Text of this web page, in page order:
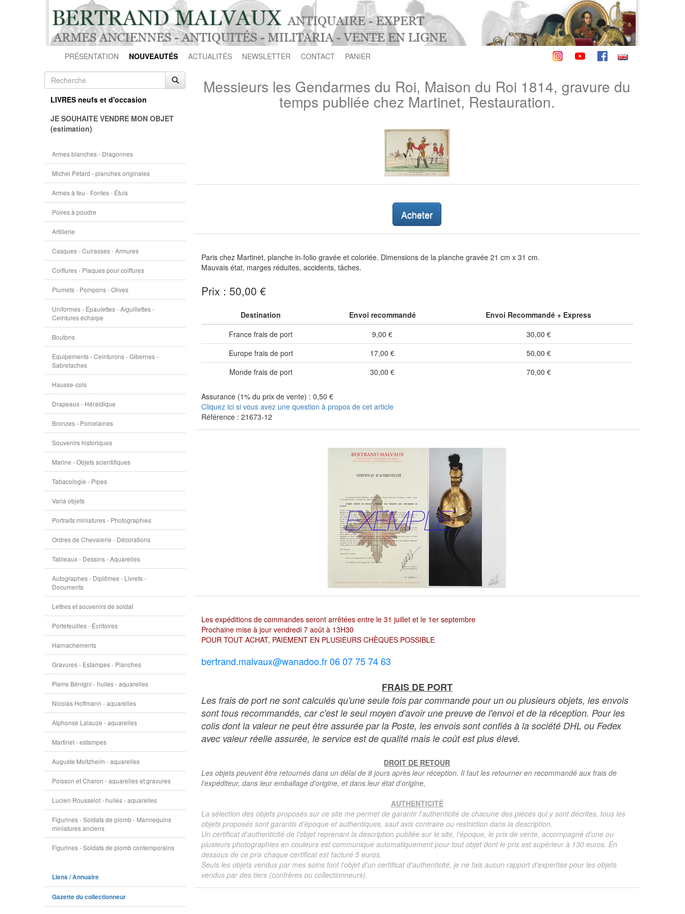
PRÉSENTATION NOUVEAUTÉS ACTUALITÉS NEWSLETTER CONTACT PANIER
LIVRES neufs et d'occasion
JE SOUHAITE VENDRE MON OBJET
(estimation)
Armes blanches - Dragonnes
Michel Pétard - planches originales
Armes à feu - Fontes - Étuis
Poires à poudre
Artillerie
Casques - Cuirasses - Armures
Coiffures - Plaques pour coiffures
Plumets - Pompons - Olives
Uniformes - Épaulettes - Aiguillettes -
Ceintures écharpe
Boutons
Équipements - Ceinturons - Gibernes -
Sabretaches
Hausse-cols
Drapeaux - Héraldique
Bronzes - Porcelaines
Souvenirs historiques
Marine - Objets scientifiques
Tabacologie - Pipes
Varia objets
Portraits miniatures - Photographies
Ordres de Chevalerie - Décorations
Tableaux - Dessins - Aquarelles
Autographes - Diplômes - Livrets -
Documents
Lettres et souvenirs de soldat
Portefeuilles - Écritoires
Harnachements
Gravures - Estampes - Planches
Pierre Bénigni - huiles - aquarelles
Nicolas Hoffmann - aquarelles
Alphonse Lalauze - aquarelles
Martinet - estampes
Auguste Moltzheim - aquarelles
Poisson et Charon - aquarelles et gravures
Lucien Rousselot - huiles - aquarelles
Figurines - Soldats de plomb - Mannequins
miniatures anciens
Figurines - Soldats de plomb contemporains
Liens / Annuaire
Gazette du collectionneur
Messieurs les Gendarmes du Roi, Maison du Roi 1814, gravure du
temps publiée chez Martinet, Restauration.
Acheter
Paris chez Martinet, planche in-folio gravée et coloriée. Dimensions de la planche gravée 21 cm x 31 cm.
Mauvais état, marges réduites, accidents, tâches.
Prix : 50,00 €
Destination Envoi recommandé
Envoi Recommandé + Express
France frais de port
9,00 €
30,00 €
Europe frais de port
17,00 €
50,00 €
Monde frais de port
30,00 € 70,00 €
Assurance (1% du prix de vente) : 0,50 €
Cliquez ici si vous avez une question à propos de cet article
Référence : 21673-12
Les expéditions de commandes seront arrêtées entre le 31 juillet et le 1er septembre
Prochaine mise à jour vendredi 7 août à 13H30
POUR TOUT ACHAT, PAIEMENT EN PLUSIEURS CHÈQUES POSSIBLE
bertrand.malvaux@wanadoo.fr 06 07 75 74 63
FRAIS DE PORT
Les frais de port ne sont calculés qu'une seule fois par commande pour un ou plusieurs objets, les envois
sont tous recommandés, car c'est le seul moyen d'avoir une preuve de l'envoi et de la réception. Pour les
colis dont la valeur ne peut être assurée par la Poste, les envois sont confiés à la société DHL ou Fedex
avec valeur réelle assurée, le service est de qualité mais le coût est plus élevé.
DROIT DE RETOUR
Les objets peuvent être retournés dans un délai de 8 jours après leur réception. Il faut les retourner en recommandé aux frais de
l'expéditeur, dans leur emballage d'origine, et dans leur état d'origine,
AUTHENTICITÉ
La sélection des objets proposés sur ce site me permet de garantir l'authenticité de chacune des pièces qui y sont décrites, tous les
objets proposés sont garantis d'époque et authentiques, sauf avis contraire ou restriction dans la description.
Un certificat d'authenticité de l'objet reprenant la description publiée sur le site, l'époque, le prix de vente, accompagné d'une ou
plusieurs photographies en couleurs est communiqué automatiquement pour tout objet dont le prix est supérieur à 130 euros. En
dessous de ce prix chaque certificat est facturé 5 euros.
Seuls les objets vendus par mes soins font l'objet d'un certificat d'authenticité, je ne fais aucun rapport d'expertise pour les objets
vendus par des tiers (confrères ou collectionneurs).